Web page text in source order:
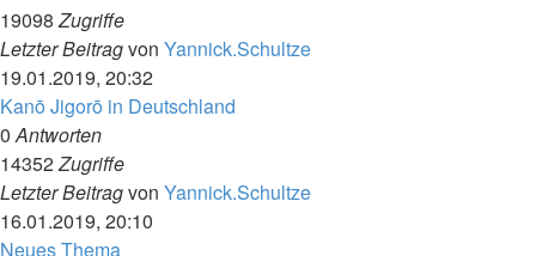
19098Zugriffe
Letzter Beitragvon Yannick.Schultze
19.01.2019, 20:32
Kanō Jigorō in Deutschland
0Antworten
14352Zugriffe
Letzter Beitragvon Yannick.Schultze
16.01.2019, 20:10
Neues Thema